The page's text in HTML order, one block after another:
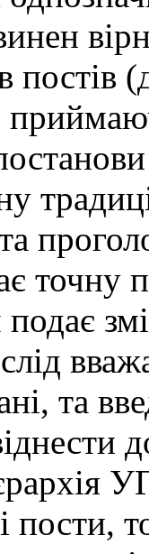
постів
точну
та
пости,